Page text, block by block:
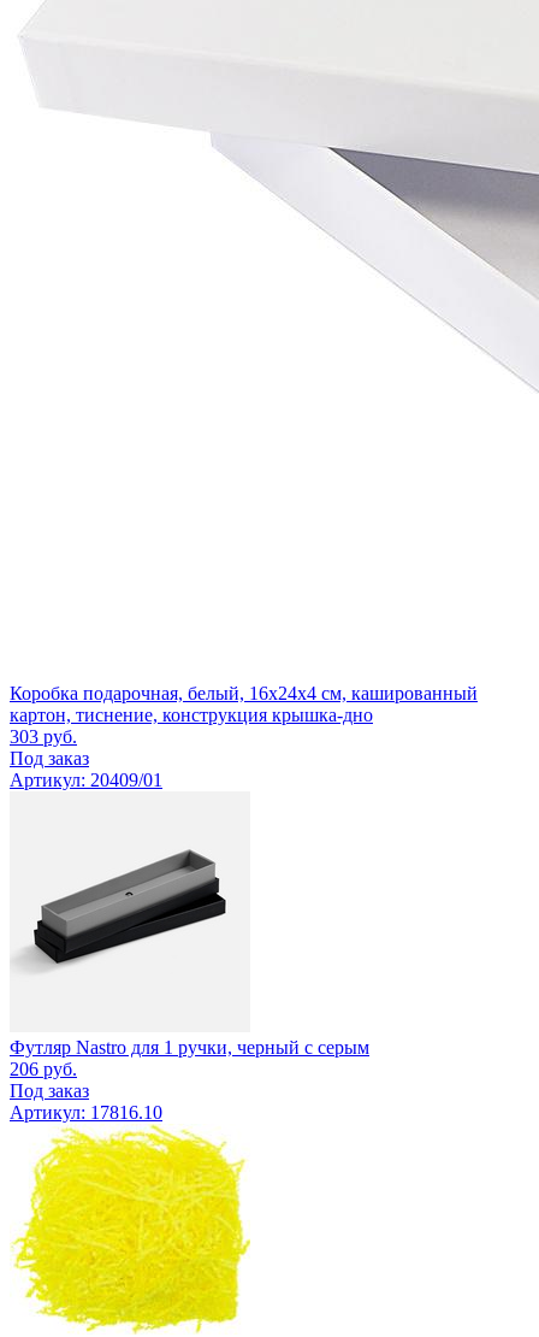
Коробка подарочная, белый, 16х24х4 см, кашированный
картон, тиснение, конструкция крышка-дно
303 руб.
Под заказ
Артикул: 20409/01
Футляр Nastro для 1 ручки, черный с серым
206 руб.
Под заказ
Артикул: 17816.10